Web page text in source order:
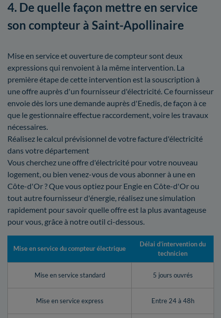
4. De quelle façon mettre en service
son compteur à Saint-Apollinaire
Mise en service et ouverture de compteur sont deux
expressions qui renvoient à la même intervention. La
première étape de cette intervention est la souscription à
une offre auprès d'un fournisseur d'électricité. Ce fournisseur
envoie dès lors une demande auprès d'Enedis, de façon à ce
que le gestionnaire effectue raccordement, voire les travaux
nécessaires.
Réalisez le calcul prévisionnel de votre facture d'électricité
dans votre département
Vous cherchez une offre d'électricité pour votre nouveau
logement, ou bien venez-vous de vous abonner à une en
Côte-d'Or ? Que vous optiez pour Engie en Côte-d'Or ou
tout autre fournisseur d'énergie, réalisez une simulation
rapidement pour savoir quelle offre est la plus avantageuse
pour vous, grâce à notre outil ci-dessous.
Mise en service du compteur électrique
Délai d’intervention du
technicien
Mise en service standard 5 jours ouvrés
Mise en service express Entre 24 à 48h